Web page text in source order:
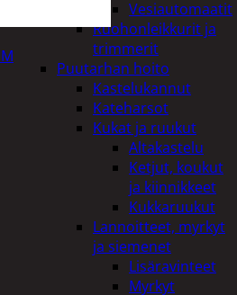
Vesiautomaatit
Ruohonleikkurit ja
trimmerit
Puutarhan hoito
Kastelukannut
Kateharsot
Kukat ja ruukut
Altakastelu
Ketjut, koukut
ja kiinnikkeet
Kukkaruukut
Lannoitteet, myrkyt
ja siemenet
Lisäravinteet
Myrkyt